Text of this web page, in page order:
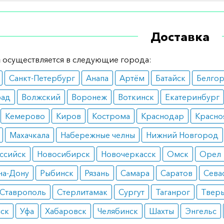
многим пациентам. Тем не менее, перед применением
дозировки препарат не вызывает побочных
случаях отмечались нарушения пищеварения и
вводится под контролем опытного врача внутривенно
Дозировка при раке молочной железы составляет
используется в сочетании с Гемцитабином
в дозе 125 мг/м три раза в месяц.
указания
Доставка
осуществляется в следующие города:
Санкт-Петербург Анапа Артём Батайск
Волжский Воронеж Воткинск Екатеринбург
Кемерово Киров Кострома Краснодар
Махачкала Набережные челны Нижний Новгород
Новосибирск Новочеркасск Омск Орел
Дону
Рыбинск Рязань Самара Саратов
Ставрополь Стерлитамак Сургут Таганрог Тверь
Уфа Хабаровск Челябинск Шахты Энгельс